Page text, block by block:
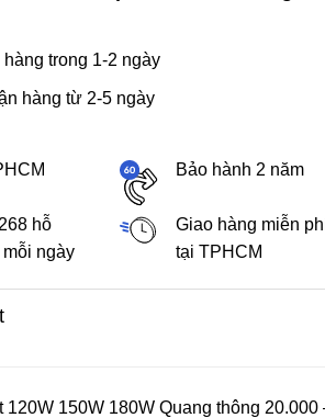
trong 1-2 ngày
hàng từ 2-5 ngày
Bảo hành 2 năm
hỗ
ngày
Giao hàng miễn
tại TPHCM
150W 180W Quang thông 20.000